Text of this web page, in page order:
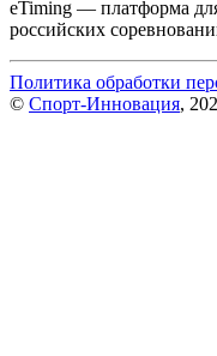
eTiming — платформа
российских
Политика обработки
© Спорт-Инновация,